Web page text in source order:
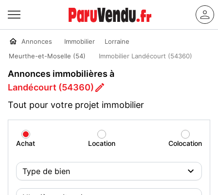
Annonces Immobilier
Lorraine
Meurthe-et-Moselle (54)
Immobilier Landécourt (54360)
Annonces immobilières à
Landécourt (54360)
Tout pour votre projet immobilier
Achat Location Colocation